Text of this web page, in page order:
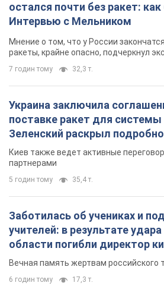
остался почти без ракет:
Интервью с Мельником
Мнение о том, что у России
ракеты, крайне опасно, подчеркнул
7 годин тому 32,3 т.
Украина заключила
поставке ракет для
Зеленский раскрыл
Киев также ведет активные
партнерами
5 годин тому 35,4 т.
Заботилась об учениках и
учителей: в результате
области погибли директор
муж и внук
Вечная память жертвам российского
6 годин тому 17,3 т.